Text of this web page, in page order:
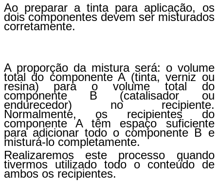
Ao preparar a tinta para aplicação, os
dois componentes devem ser misturados
corretamente.
A proporção da mistura será: o volume
total do componente A (tinta, verniz ou
resina) para o volume total do
componente B (catalisador ou
endurecedor) no recipiente.
Normalmente, os recipientes do
componente A têm espaço suficiente
para adicionar todo o componente B e
misturá-lo completamente.
Realizaremos este processo quando
tivermos utilizado todo o conteúdo de
ambos os recipientes.